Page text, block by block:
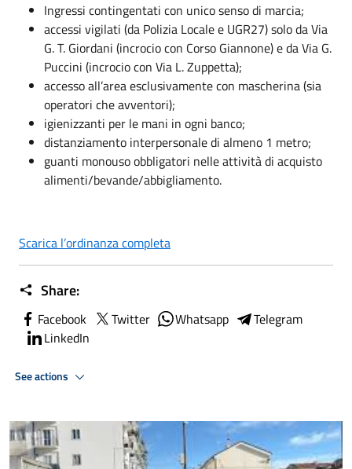
Ingressi contingentati con unico senso di marcia;
accessi vigilati (da Polizia Locale e UGR27) solo da Via
G. T. Giordani (incrocio con Corso Giannone) e da Via G.
Puccini (incrocio con Via L. Zuppetta);
accesso all’area esclusivamente con mascherina (sia
operatori che avventori);
igienizzanti per le mani in ogni banco;
distanziamento interpersonale di almeno 1 metro;
guanti monouso obbligatori nelle attività di acquisto
alimenti/bevande/abbigliamento.
Scarica l’ordinanza completa
Share:
Facebook Twitter Whatsapp
Telegram
LinkedIn
See actions